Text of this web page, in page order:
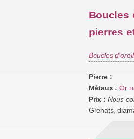
Boucles
pierres
Boucles
Pierre :
Métaux : Or
Prix : Nous
Grenats,